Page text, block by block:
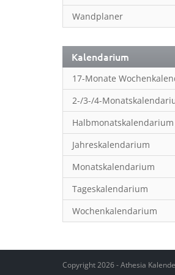
Wandplaner
Kalendarium
17-Monate
2-/3-/4-
Halbmonatskalendarium
Jahreskalendarium
Monatskalendarium
Tageskalendarium
Wochenkalendarium
Copyright 2026 - Athesia